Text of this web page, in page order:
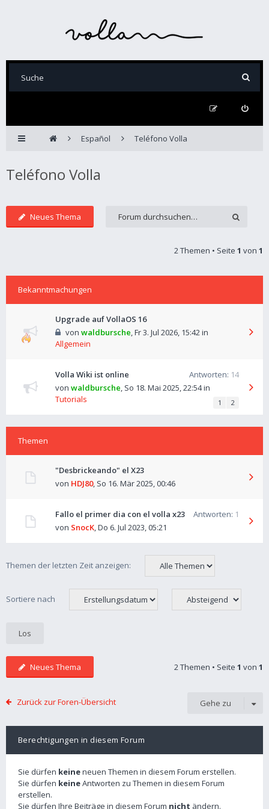
Español Teléfono Volla
Teléfono Volla
Neues Thema
2 Themen • Seite 1 von 1
Bekanntmachungen
Upgrade auf VollaOS 16
von waldbursche,Fr 3. Jul 2026, 15:42in
Allgemein
Volla Wiki ist online Antworten: 14
von waldbursche, So 18. Mai 2025, 22:54in
Tutorials
1 2
Themen
"Desbrickeando" el X23
von HDJ80, So 16. Mär 2025, 00:46
Fallo el primer dia con el volla x23 Antworten: 1
von SnocK,Do 6. Jul 2023, 05:21
Themen der letzten Zeit anzeigen:
Sortiere nach
Neues Thema 2 Themen • Seite 1 von 1
Zurück zur Foren-Übersicht Gehe zu
Berechtigungen in diesem Forum
Sie dürfen keineneuen Themen in diesem Forum erstellen.
Sie dürfen keineAntworten zu Themen in diesem Forum
erstellen.
Sie dürfen Ihre Beiträge in diesem Forum nicht ändern.